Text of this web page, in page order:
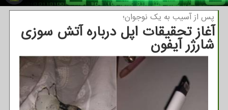
پس از آسیب به یك نوجوان؛
آغاز تحقیقات اپل درباره آتش سوزی
شارژر آیفون